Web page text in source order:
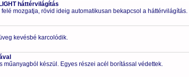
háttérvilágítás
mozgatja, rövid ideig automatikusan bekapcsol a háttérvilágítás.
kevésbé karcolódik.
műanyagból készül. Egyes részei acél borítással védettek.